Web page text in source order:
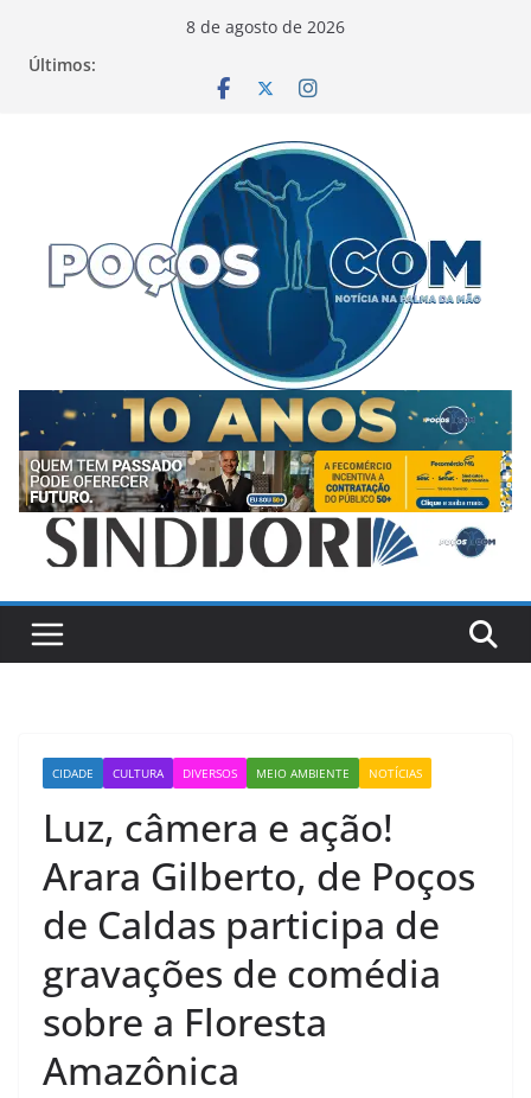
8 de agosto de 2026
Últimos:
CIDADE CULTURA DIVERSOS MEIO AMBIENTE NOTÍCIAS
Luz, câmera e ação!
Arara Gilberto, de Poços
de Caldas participa de
gravações de comédia
sobre a Floresta
Amazônica